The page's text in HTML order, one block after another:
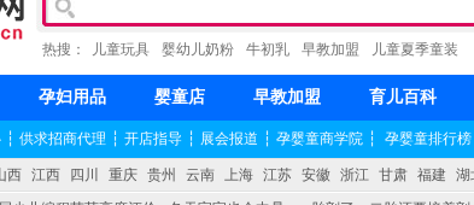
热搜： 儿童玩具 婴幼儿奶粉 牛初乳 早教加盟 儿童夏季童装
孕妇用品 婴童店 早教加盟 育儿百科
┆ 供求招商代理 ┆ 开店指导 ┆ 展会报道 ┆ 孕婴童商学院 ┆ 孕婴童排行榜
西 江西 四川 重庆 贵州 云南 上海 江苏 安徽 浙江 甘肃 福建 湖